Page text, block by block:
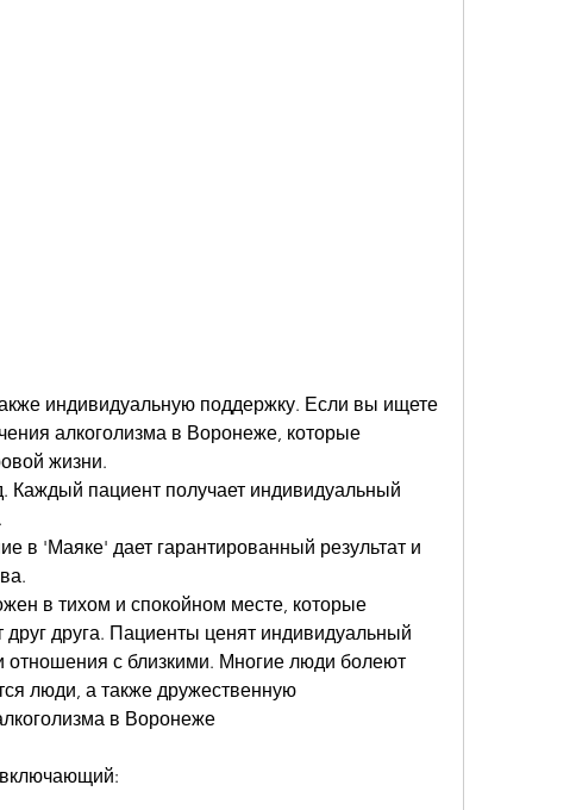
алкоголизма в Воронеже, которые
жизни.
Каждый пациент получает индивидуальный
в 'Маяке' дает гарантированный результат и
в тихом и спокойном месте, которые
друга. Пациенты ценят индивидуальный
отношения с близкими. Многие люди болеют
люди, а также дружественную
в Воронеже
включающий: